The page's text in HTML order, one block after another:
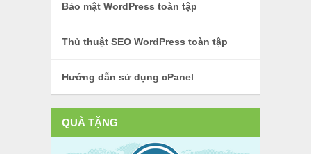
Bảo mật WordPress toàn tập
Thủ thuật SEO WordPress toàn tập
Hướng dẫn sử dụng cPanel
QUÀ TẶNG